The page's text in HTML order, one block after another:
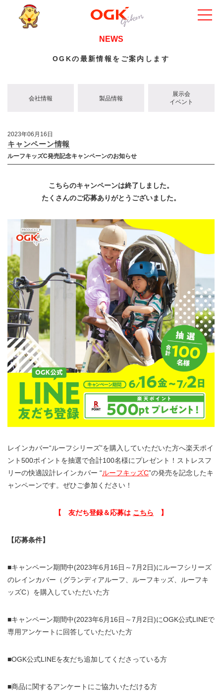
NEWS
OGKの最新情報をご案内します
会社情報 製品情報
展示会
イベント
2023年06月16日
キャンペーン情報
ルーフキッズC発売記念キャンペーンのお知らせ
こちらのキャンペーンは終了しました。
たくさんのご応募ありがとうございました。
レインカバー“ルーフシリーズ”を購入していただいた方へ楽天ポイ
ント500ポイントを抽選で合計100名様にプレゼント！ストレスフ
リーの快適設計レインカバー “ルーフキッズC”の発売を記念したキ
ャンペーンです。ぜひご参加ください！
【 友だち登録＆応募は こちら 】
【応募条件】
■キャンペーン期間中(2023年6月16日～7月2日)にルーフシリーズ
のレインカバー（グランディアルーフ、ルーフキッズ、ルーフキ
ッズC）を購入していただいた方
■キャンペーン期間中(2023年6月16日～7月2日)にOGK公式LINEで
専用アンケートに回答していただいた方
■OGK公式LINEを友だち追加してくださっている方
■商品に関するアンケートにご協力いただける方